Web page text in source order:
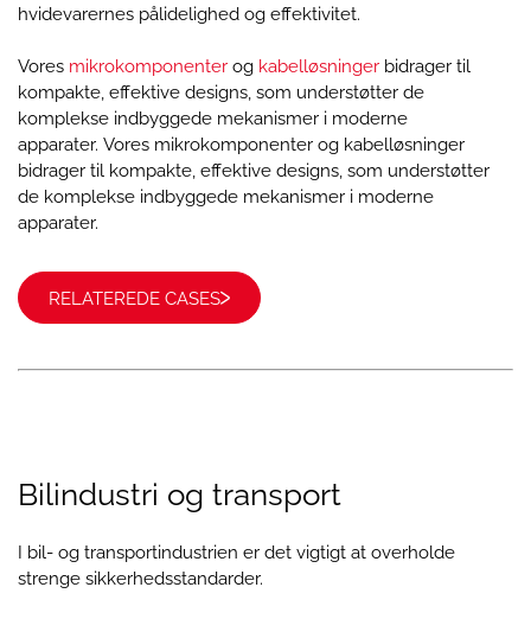
hvidevarernes pålidelighed og effektivitet.
Vores mikrokomponenter og kabelløsninger bidrager til
kompakte, effektive designs, som understøtter de
komplekse indbyggede mekanismer i moderne
apparater. Vores mikrokomponenter og kabelløsninger
bidrager til kompakte, effektive designs, som understøtter
de komplekse indbyggede mekanismer i moderne
apparater.
RELATEREDE CASES
Bilindustri og transport
I bil- og transportindustrien er det vigtigt at overholde
strenge sikkerhedsstandarder.